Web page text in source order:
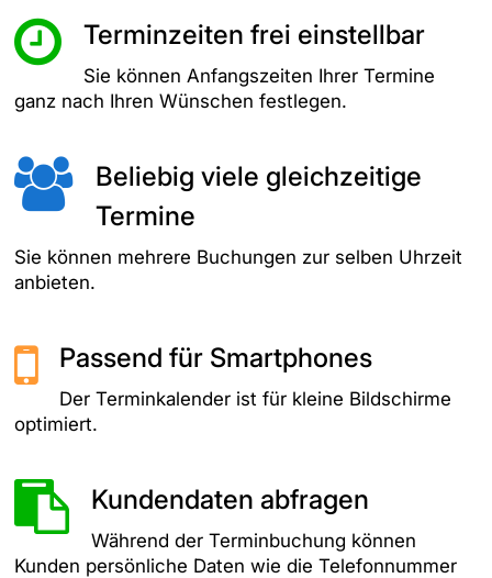
Terminzeiten frei einstellbar
Sie können Anfangszeiten Ihrer Termine
ganz nach Ihren Wünschen festlegen.
Beliebig viele gleichzeitige
Termine
Sie können mehrere Buchungen zur selben Uhrzeit
anbieten.
Passend für Smartphones
Der Terminkalender ist für kleine Bildschirme
optimiert.
Kundendaten abfragen
Während der Terminbuchung können
Kunden persönliche Daten wie die Telefonnummer